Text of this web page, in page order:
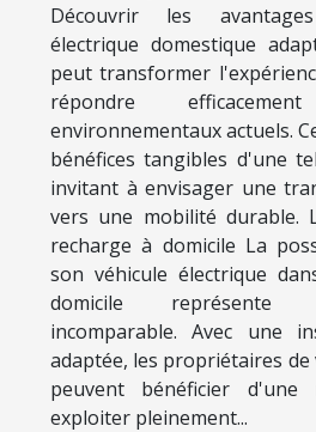
Découvrir les
électrique domestique
peut transformer
répondre
environnementaux actuels.
bénéfices tangibles d'une
invitant à envisager une
vers une mobilité durable.
recharge à domicile La
son véhicule électrique
domicile représente
incomparable. Avec une
adaptée, les propriétaires de
peuvent bénéficier d'une
exploiter pleinement...